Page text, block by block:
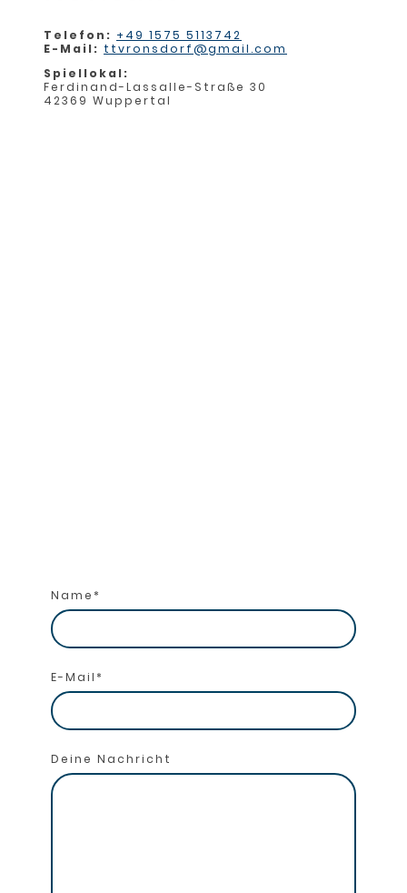
Telefon: +49 1575 5113742
E-Mail: ttvronsdorf@gmail.com
Spiellokal:
Ferdinand-Lassalle-Straße 30
42369 Wuppertal
Name *
E-Mail *
Deine Nachricht